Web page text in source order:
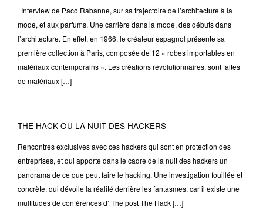
Interview de Paco Rabanne, sur sa trajectoire de l’architecture à la
mode, et aux parfums. Une carrière dans la mode, des débuts dans
l’architecture. En effet, en 1966, le créateur espagnol présente sa
première collection à Paris, composée de 12 « robes importables en
matériaux contemporains ». Les créations révolutionnaires, sont faites
de matériaux […]
THE HACK OU LA NUIT DES HACKERS
Rencontres exclusives avec ces hackers qui sont en protection des
entreprises, et qui apporte dans le cadre de la nuit des hackers un
panorama de ce que peut faire le hacking. Une investigation fouillée et
concrète, qui dévoile la réalité derrière les fantasmes, car il existe une
multitudes de conférences d’ The post The Hack […]